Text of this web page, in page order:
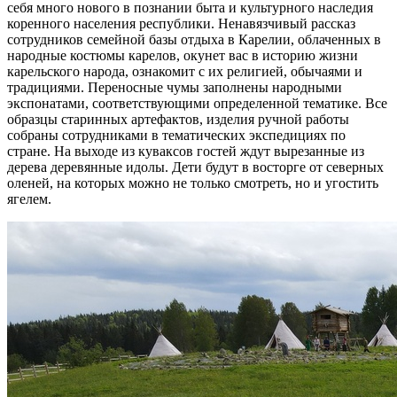
себя много нового в познании быта и культурного наследия
коренного населения республики. Ненавязчивый рассказ
сотрудников семейной базы отдыха в Карелии, облаченных в
народные костюмы карелов, окунет вас в историю жизни
карельского народа, ознакомит с их религией, обычаями и
традициями. Переносные чумы заполнены народными
экспонатами, соответствующими определенной тематике. Все
образцы старинных артефактов, изделия ручной работы
собраны сотрудниками в тематических экспедициях по
стране. На выходе из куваксов гостей ждут вырезанные из
дерева деревянные идолы. Дети будут в восторге от северных
оленей, на которых можно не только смотреть, но и угостить
ягелем.